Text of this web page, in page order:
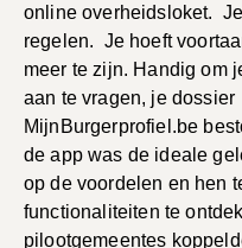
online overheidsloket.
regelen. Je hoeft
meer te zijn. Handig om
aan te vragen, je
MijnBurgerprofiel.be
de app was de ideale
op de voordelen en hen
functionaliteiten te
pilootgemeentes